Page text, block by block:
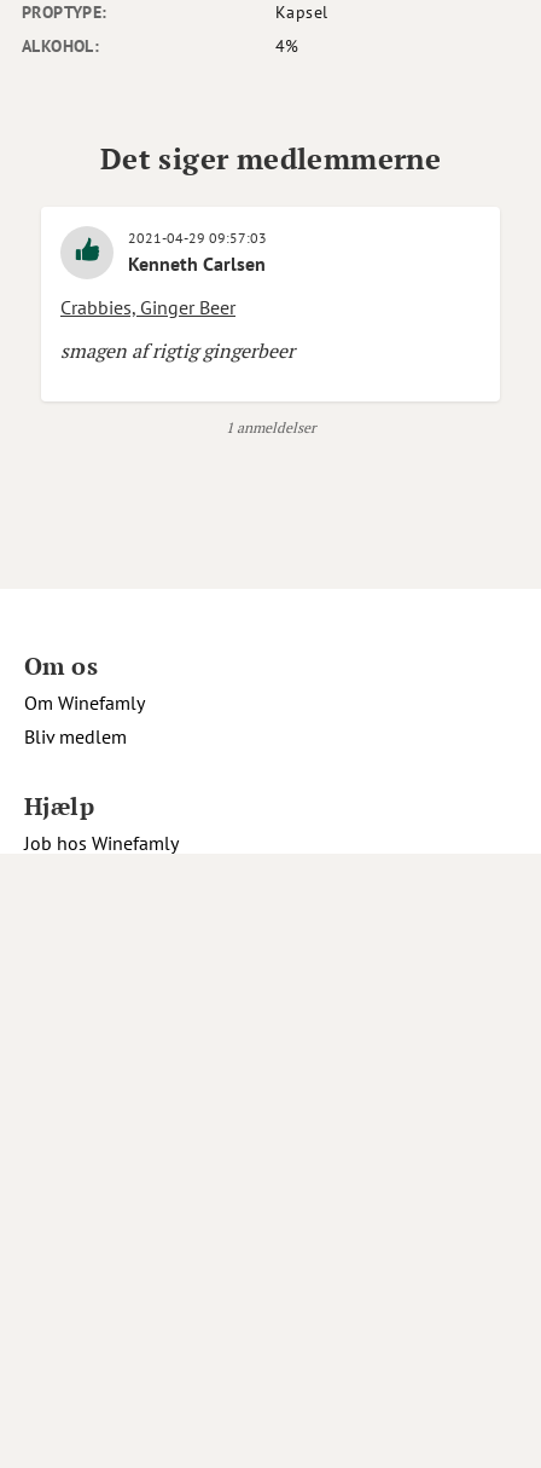
PROPTYPE:
Kapsel
ALKOHOL:
4%
Det siger medlemmerne
2021-04-29 09:57:03
Kenneth Carlsen
Crabbies, Ginger Beer
smagen af rigtig gingerbeer
1 anmeldelser
Om os
Om Winefamly
Bliv medlem
Hjælp
Job hos Winefamly